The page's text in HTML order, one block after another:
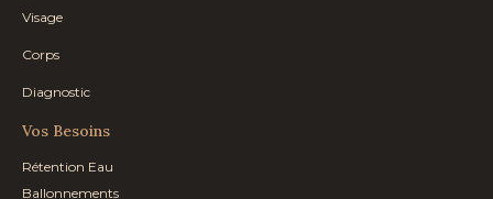
Visage
Corps
Diagnostic
Vos Besoins
Rétention Eau
Ballonnements